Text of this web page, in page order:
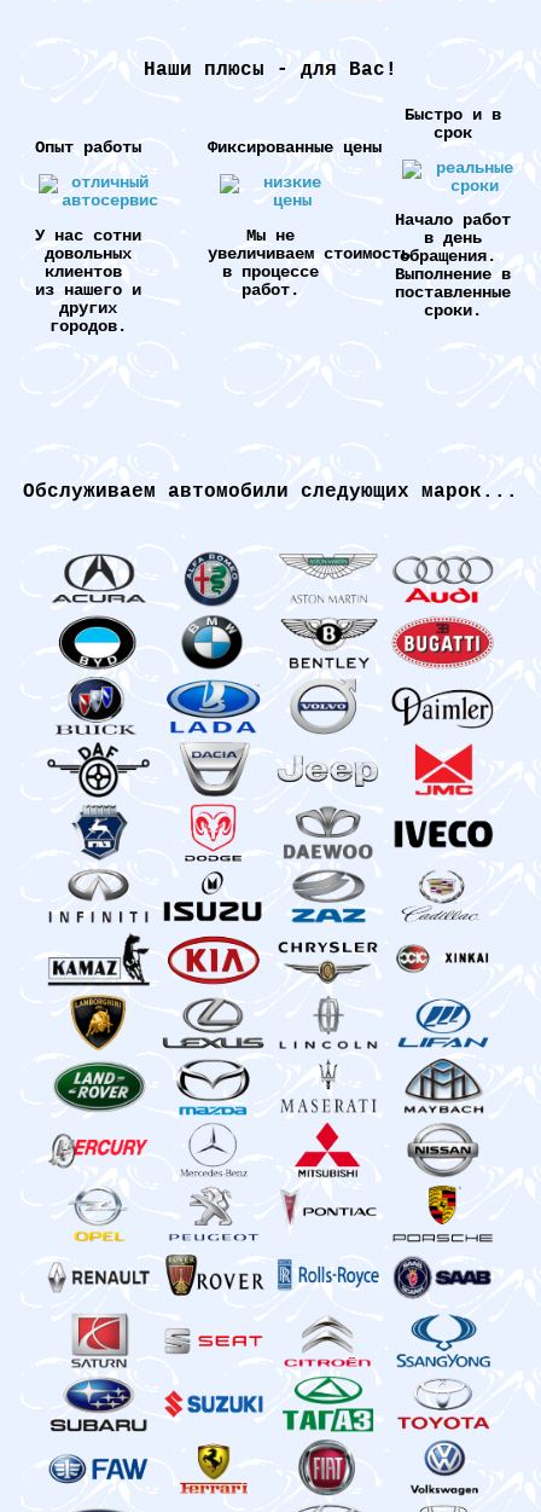
Наши плюсы - для Вас!
Опыт работы
У нас сотни
довольных
клиентов
из нашего и
других
городов.
Фиксированные цены
Мы не
увеличиваем стоимость
в процессе
работ.
Быстро и в
срок
Начало работ
в день
обращения.
Выполнение в
поставленные
сроки.
Обслуживаем автомобили следующих марок...